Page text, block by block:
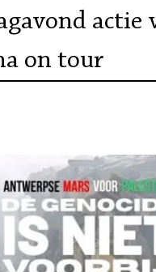
actie
on tour